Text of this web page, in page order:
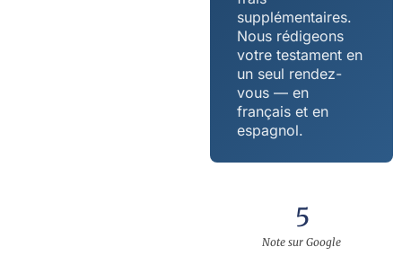
supplémentaires.
Nous rédigeons
votre testament en
un seul rendez-
vous — en
français et en
espagnol.
Note sur Google
5